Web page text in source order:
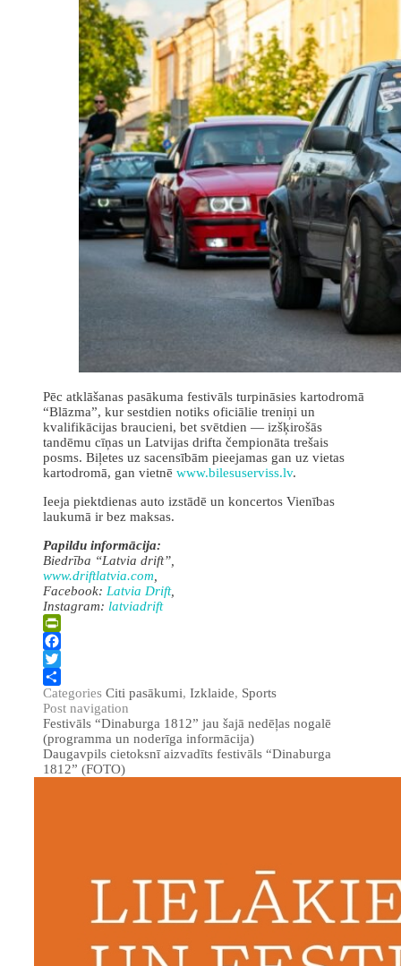
Pēc atklāšanas pasākuma festivāls turpināsies kartodromā
“Blāzma”, kur sestdien notiks oficiālie treniņi un
kvalifikācijas braucieni, bet svētdien — izšķirošās
tandēmu cīņas un Latvijas drifta čempionāta trešais
posms. Biļetes uz sacensībām pieejamas gan uz vietas
kartodromā, gan vietnē www.bilesuserviss.lv.
Ieeja piektdienas auto izstādē un koncertos Vienības
laukumā ir bez maksas.
Papildu informācija:
Biedrība “Latvia drift”,
www.driftlatvia.com
Facebook: Latvia Drift,
Instagram: latviadrift
PrintFriendly
Facebook
Twitter
Share
Categories Citi pasākumi, Izklaide, Sports
Post navigation
Festivāls “Dinaburga 1812” jau šajā nedēļas nogalē
(programma un noderīga informācija)
Daugavpils cietoksnī aizvadīts festivāls “Dinaburga
1812” (FOTO)